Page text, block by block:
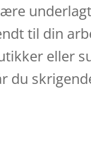
til din
eller
du